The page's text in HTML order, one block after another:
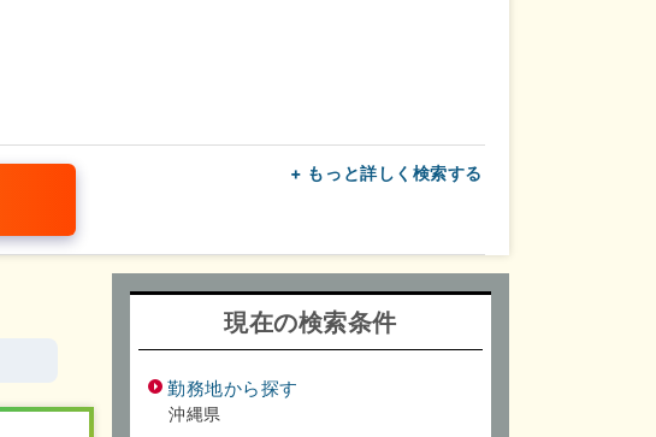
+ もっと詳しく検索する
現在の検索条件
勤務地から探す
沖縄県